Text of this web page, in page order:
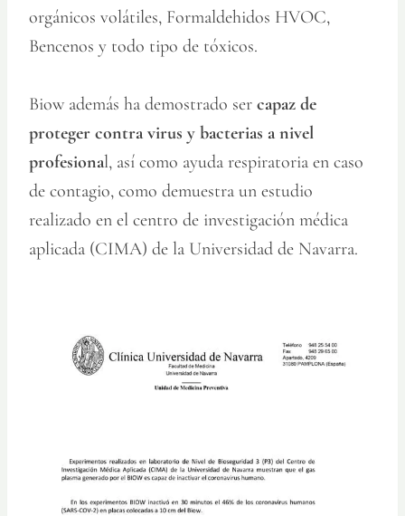
orgánicos volátiles, Formaldehidos HVOC,
Bencenos y todo tipo de tóxicos.
Biow además ha demostrado ser capaz de
proteger contra virus y bacterias a nivel
profesional, así como ayuda respiratoria en caso
de contagio, como demuestra un estudio
realizado en el centro de investigación médica
aplicada (CIMA) de la Universidad de Navarra.